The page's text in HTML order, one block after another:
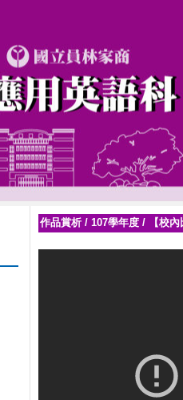
作品賞析 / 107學年度 / 【校